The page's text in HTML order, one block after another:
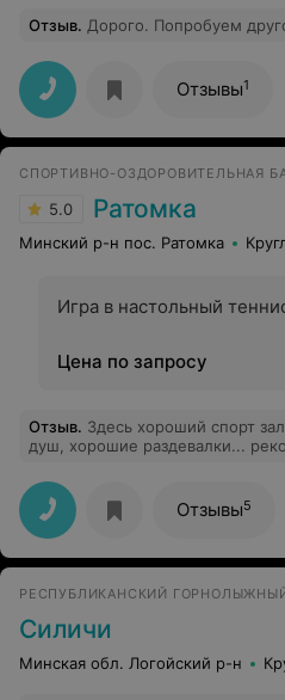
Отзыв. Дорого. Попробуем
Отзывы1
СПОРТИВНО-ОЗДОРОВИТЕЛЬНАЯ
5.0 Ратомка
Минский р-н пос. Ратомка
Игра в настольный
Цена по запросу
Отзыв. Здесь хороший спорт
душ, хорошие раздевалки...
Отзывы5
РЕСПУБЛИКАНСКИЙ
Силичи
Минская обл. Логойский р-н